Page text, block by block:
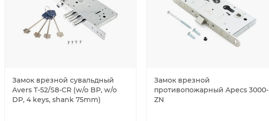
Замок врезной сувальдный
Avers T-52/S8-CR (w/o BP, w/o
DP, 4 keys, shank 75mm)
Замок врезной
противопожарный Apecs 3000-
ZN